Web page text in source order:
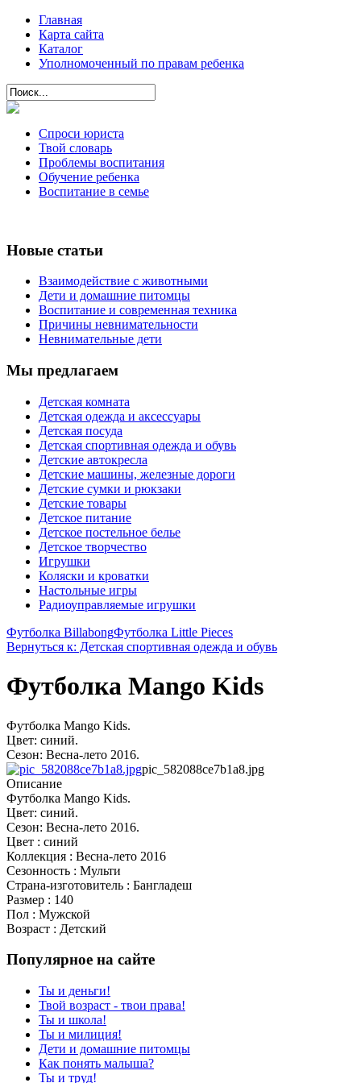
Главная
Карта сайта
Каталог
Уполномоченный по правам ребенка
Спроси юриста
Твой словарь
Проблемы воспитания
Обучение ребенка
Воспитание в семье
Новые статьи
Взаимодействие с животными
Дети и домашние питомцы
Воспитание и современная техника
Причины невнимательности
Невнимательные дети
Мы предлагаем
Детская комната
Детская одежда и аксессуары
Детская посуда
Детская спортивная одежда и обувь
Детские автокресла
Детские машины, железные дороги
Детские сумки и рюкзаки
Детские товары
Детское питание
Детское постельное белье
Детское творчество
Игрушки
Коляски и кроватки
Настольные игры
Радиоуправляемые игрушки
Футболка BillabongФутболка Little Pieces
Вернуться к: Детская спортивная одежда и обувь
Футболка Mango Kids
Футболка Mango Kids.
Цвет: синий.
Сезон: Весна-лето 2016.
pic_582088ce7b1a8.jpg
Описание
Футболка Mango Kids.
Цвет: синий.
Сезон: Весна-лето 2016.
Цвет : синий
Коллекция : Весна-лето 2016
Сезонность : Мульти
Страна-изготовитель : Бангладеш
Размер : 140
Пол : Мужской
Возраст : Детский
Популярное на сайте
Ты и деньги!
Твой возраст - твои права!
Ты и школа!
Ты и милиция!
Дети и домашние питомцы
Как понять малыша?
Ты и труд!